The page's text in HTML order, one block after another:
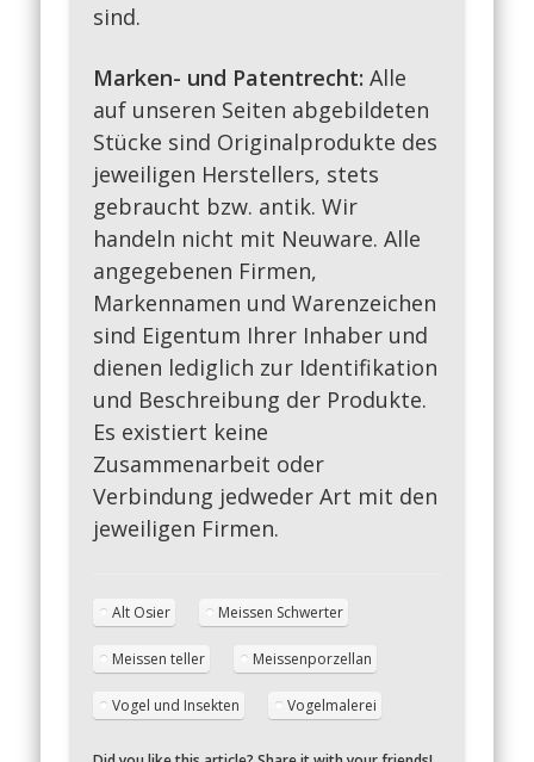
sind.
Marken- und Patentrecht: Alle
auf unseren Seiten abgebildeten
Stücke sind Originalprodukte des
jeweiligen Herstellers, stets
gebraucht bzw. antik. Wir
handeln nicht mit Neuware. Alle
angegebenen Firmen,
Markennamen und Warenzeichen
sind Eigentum Ihrer Inhaber und
dienen lediglich zur Identifikation
und Beschreibung der Produkte.
Es existiert keine
Zusammenarbeit oder
Verbindung jedweder Art mit den
jeweiligen Firmen.
Alt Osier Meissen Schwerter
Meissen teller Meissenporzellan
Vogel und Insekten Vogelmalerei